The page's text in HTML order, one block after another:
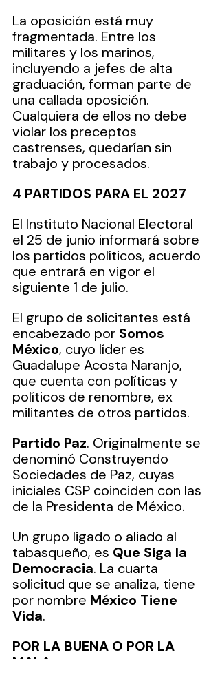
La oposición está muy
fragmentada. Entre los
militares y los marinos,
incluyendo a jefes de alta
graduación, forman parte de
una callada oposición.
Cualquiera de ellos no debe
violar los preceptos
castrenses, quedarían sin
trabajo y procesados.
4 PARTIDOS PARA EL 2027
El Instituto Nacional Electoral
el 25 de junio informará sobre
los partidos políticos, acuerdo
que entrará en vigor el
siguiente 1 de julio.
El grupo de solicitantes está
encabezado por Somos
México, cuyo líder es
Guadalupe Acosta Naranjo,
que cuenta con políticas y
políticos de renombre, ex
militantes de otros partidos.
Partido Paz. Originalmente se
denominó Construyendo
Sociedades de Paz, cuyas
iniciales CSP coinciden con las
de la Presidenta de México.
Un grupo ligado o aliado al
tabasqueño, es Que Siga la
Democracia. La cuarta
solicitud que se analiza, tiene
por nombre México Tiene
Vida.
POR LA BUENA O POR LA
MALA